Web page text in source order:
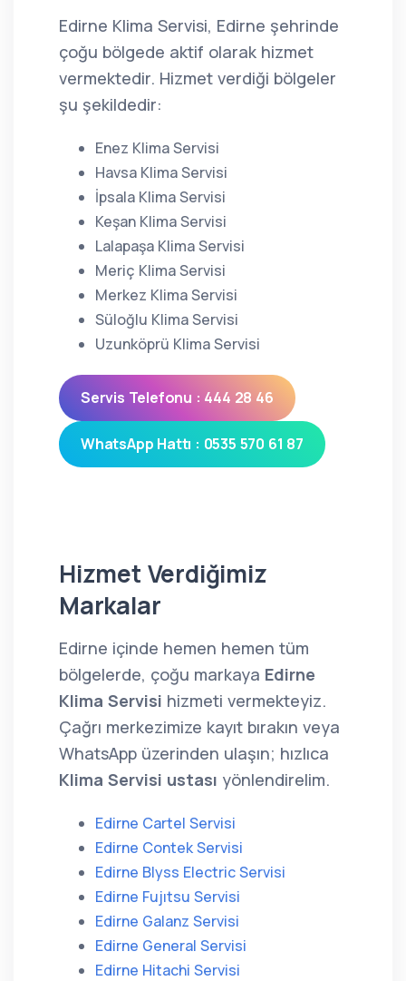
Edirne Klima Servisi, Edirne şehrinde
çoğu bölgede aktif olarak hizmet
vermektedir. Hizmet verdiği bölgeler
şu şekildedir:
Enez Klima Servisi
Havsa Klima Servisi
İpsala Klima Servisi
Keşan Klima Servisi
Lalapaşa Klima Servisi
Meriç Klima Servisi
Merkez Klima Servisi
Süloğlu Klima Servisi
Uzunköprü Klima Servisi
Servis Telefonu : 444 28 46
WhatsApp Hattı : 0535 570 61 87
Hizmet Verdiğimiz
Markalar
Edirne içinde hemen hemen tüm
bölgelerde, çoğu markaya Edirne
Klima Servisi hizmeti vermekteyiz.
Çağrı merkezimize kayıt bırakın veya
WhatsApp üzerinden ulaşın; hızlıca
Klima Servisi ustası yönlendirelim.
Edirne Cartel Servisi
Edirne Contek Servisi
Edirne Blyss Electric Servisi
Edirne Fujıtsu Servisi
Edirne Galanz Servisi
Edirne General Servisi
Edirne Hitachi Servisi